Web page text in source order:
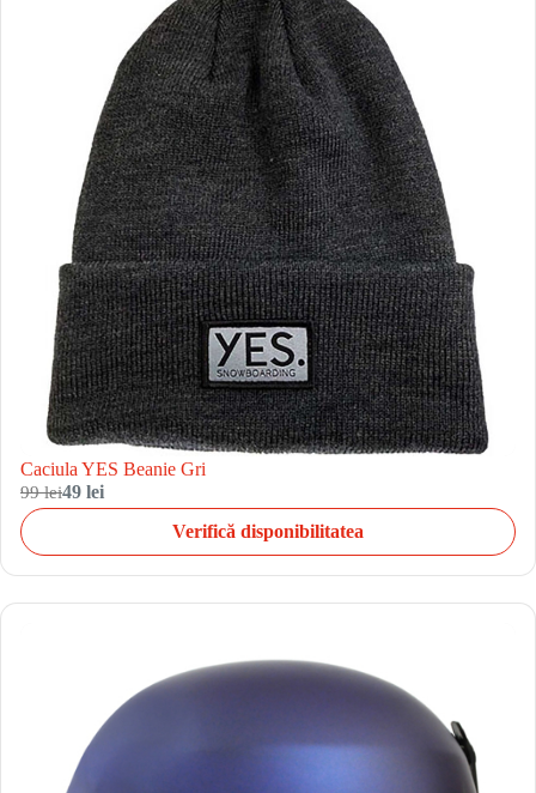
Caciula YES Beanie Gri
99 lei49 lei
Verifică disponibilitatea